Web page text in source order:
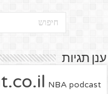
ענן תגיות
NBA podcast